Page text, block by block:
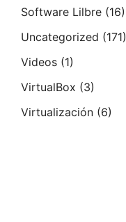
Software Lilbre (16)
Uncategorized (171)
Videos (1)
VirtualBox (3)
Virtualización (6)